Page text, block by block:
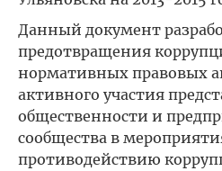
Данный документ
предотвращения
нормативных правовых
активного участия
общественности и
сообщества в
противодействию